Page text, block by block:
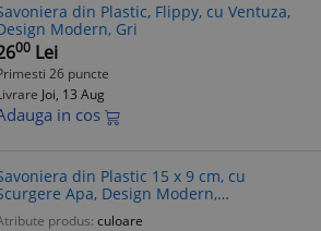
din Plastic, Flippy, cu Ventuza,
Modern, Gri
00 Lei
26 puncte
Joi, 13 Aug
in cos
din Plastic 15 x 9 cm, cu
Apa, Design Modern,
Transparent
produs: culoare